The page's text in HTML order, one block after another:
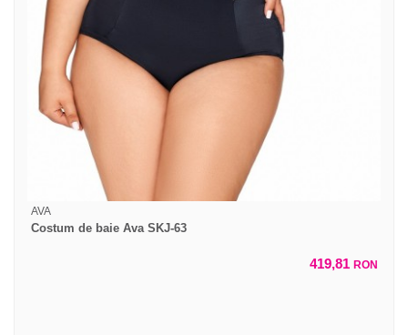
AVA
Costum de baie Ava SKJ-63
419,81 RON